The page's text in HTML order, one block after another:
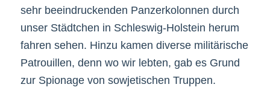
sehr beeindruckenden Panzerkolonnen durch
unser Städtchen in Schleswig-Holstein herum
fahren sehen. Hinzu kamen diverse militärische
Patrouillen, denn wo wir lebten, gab es Grund
zur Spionage von sowjetischen Truppen.